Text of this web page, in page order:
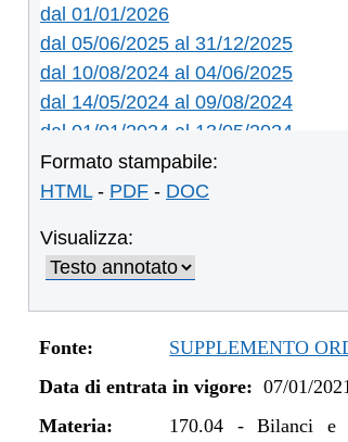
dal 01/01/2026
dal 05/06/2025 al 31/12/2025
dal 10/08/2024 al 04/06/2025
dal 14/05/2024 al 09/08/2024
dal 01/01/2024 al 13/05/2024
dal 16/12/2021 al 31/12/2021
dal 11/11/2021 al 15/12/2021
dal 12/08/2021 al 05/11/2021
dal 20/05/2021 al 11/08/2021
dal 07/01/2021 al 19/05/2021
Formato stampabile:
HTML- PDF - DOC
Visualizza:
Fonte:
SUPPLEMENTO
Data di entrata in vigore: 07/01/
Materia:
170.04 -Bilanci e